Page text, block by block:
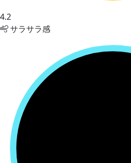
4.2
サラサラ感